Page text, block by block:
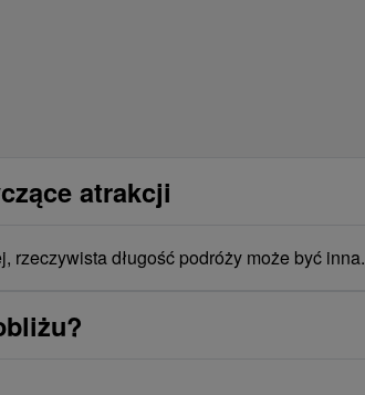
atrakcji
rzeczywista długość podróży może być inna.